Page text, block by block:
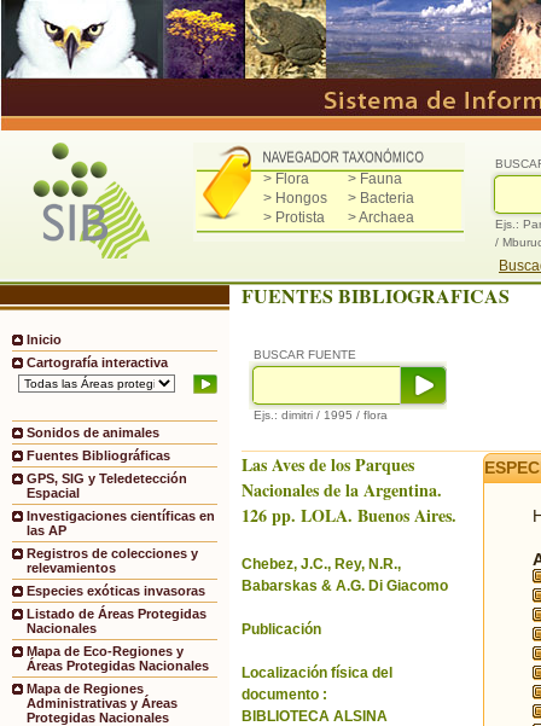
> Flora
> Fauna
> Hongos
> Bacteria
> Protista
> Archaea
Ejs.:
/
Inicio
Cartografía interactiva
Sonidos de animales
Fuentes Bibliográficas
GPS, SIG y Teledetección
Espacial
Investigaciones científicas en
las AP
Registros de colecciones y
relevamientos
Especies exóticas invasoras
Listado de Áreas Protegidas
Nacionales
Mapa de Eco-Regiones y
Áreas Protegidas Nacionales
Mapa de Regiones
Administrativas y Áreas
Protegidas Nacionales
FUENTES BIBLIOGRAFICAS
BUSCAR FUENTE
Ejs.: dimitri / 1995 / flora
Las Aves de los Parques
Nacionales de la Argentina.
126 pp. LOLA. Buenos Aires.
Chebez, J.C., Rey, N.R.,
Babarskas & A.G. Di Giacomo
Publicación
Localización física del
documento :
BIBLIOTECA ALSINA